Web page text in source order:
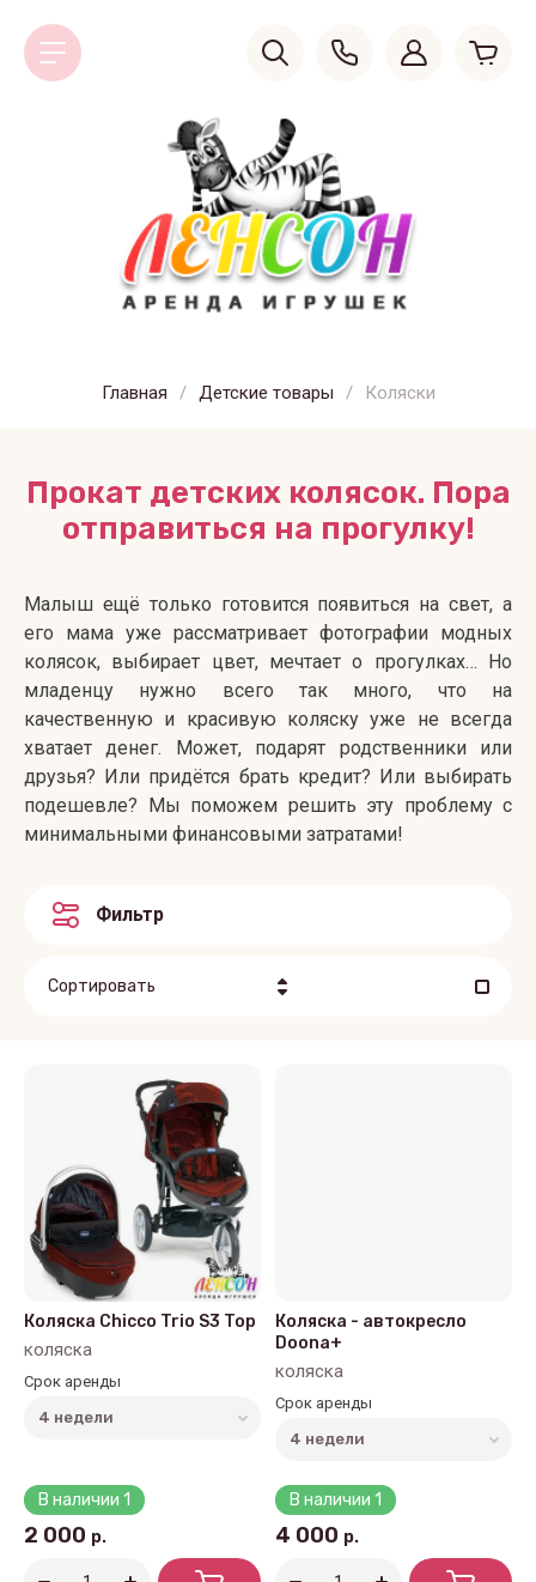
Главная / Детские товары / Коляски
Прокат детских колясок. Пора
отправиться на прогулку!
Малыш ещё только готовится появиться на свет, а
его мама уже рассматривает фотографии модных
колясок, выбирает цвет, мечтает о прогулках… Но
младенцу нужно всего так много, что на
качественную и красивую коляску уже не всегда
хватает денег. Может, подарят родственники или
друзья? Или придётся брать кредит? Или выбирать
подешевле? Мы поможем решить эту проблему с
минимальными финансовыми затратами!
Фильтр
Сортировать
Цена - возрастание
Название - Я-А
Название - А-Я
Коляска Chicco Trio S3 Top
коляска
Срок аренды
В наличии 1
2 000 р.
Коляска - автокресло
Doona+
коляска
Срок аренды
В наличии 1
4 000 р.